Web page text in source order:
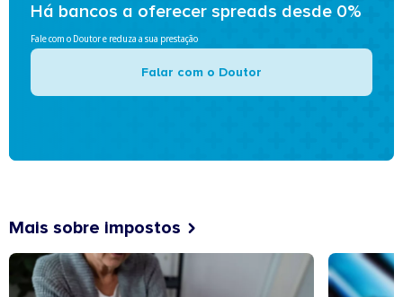
Há bancos a oferecer spreads desde 0%
Fale com o Doutor e reduza a sua prestação
Falar com o Doutor
Mais sobre impostos